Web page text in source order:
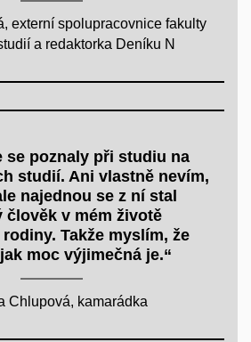
externí spolupracovnice fakulty
a redaktorka Deníku N
se poznaly při studiu na
studií. Ani vlastně nevím,
najednou se z ní stal
člověk v mém životě
Takže myslím, že
moc výjimečná je.“
Chlupová, kamarádka